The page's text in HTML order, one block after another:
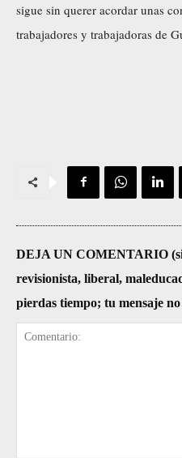
sigue sin querer acordar unas
trabajadores y trabajadoras de
DEJA UN COMENTARIO
revisionista, liberal,
pierdas tiempo; tu mensaje